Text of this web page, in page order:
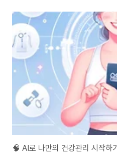
날수록 약 복용의 피로도, 병원 방문의 번
자칫 관리가 느슨해지기 쉬운데요. ▶️ 결
합병증 위험은 높아집니다. 이러한 악순환
차의료 기반 홈케어 서비스" 입니다.이제
되어 질병 ..